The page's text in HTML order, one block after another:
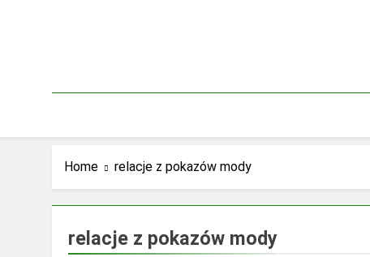
Home relacje z pokazów mody
relacje z pokazów mody